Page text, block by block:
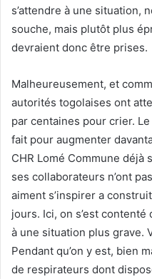
s’attendre à une situation,
souche, mais plutôt plus
devraient donc être prises.
Malheureusement, et
autorités togolaises ont
par centaines pour crier. Le
fait pour augmenter
CHR Lomé Commune déjà
ses collaborateurs n’ont
aiment s’inspirer a
jours. Ici, on s’est
à une situation plus grave.
Pendant qu’on y est, bien
de respirateurs dont